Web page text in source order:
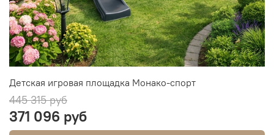
Детская игровая площадка Монако-спорт
445 315 руб
371 096 руб